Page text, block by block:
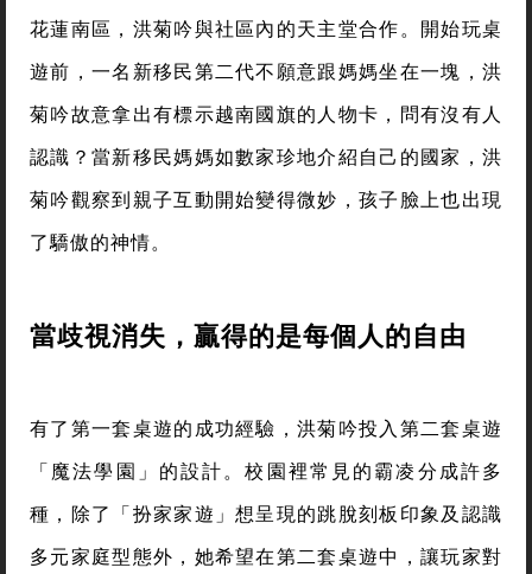
入社區四五次之後，社工明顯感受到孩子的改變：過
去不願輕易吐露家庭狀況，或是會拿同儕家庭作為攻
擊武器的小朋友，開始願意在公開場合放心談論自己
的家庭。
花蓮南區，洪菊吟與社區內的天主堂合作。開始玩桌
菊吟故意拿出有標示越南國旗的人物卡，問有沒有人
菊吟觀察到親子互動開始變得微妙，孩子臉上也出現
了驕傲的神情。
當歧視消失，贏得的是每個人的自由